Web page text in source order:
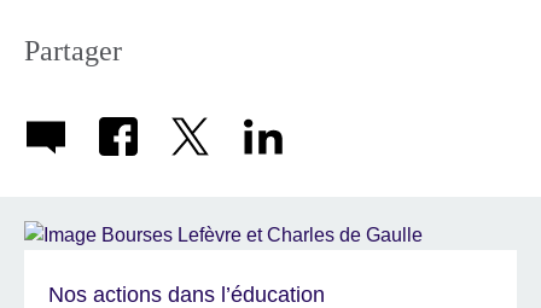
Partager
Nos actions dans l’éducation